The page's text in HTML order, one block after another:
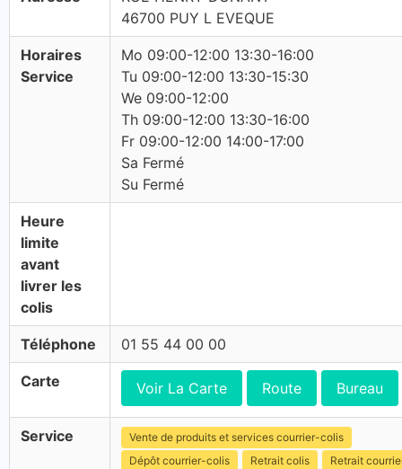
46700 PUY L EVEQUE
Horaires
Service
Mo 09:00-12:00 13:30-16:00
Tu 09:00-12:00 13:30-15:30
We 09:00-12:00
Th 09:00-12:00 13:30-16:00
Fr 09:00-12:00 14:00-17:00
Sa Fermé
Su Fermé
Heure
limite
avant
livrer les
colis
Téléphone 01 55 44 00 00
Carte Voir La Carte Route Bureau
Service
Vente de produits et services courrier-colis
Dépôt courrier-colis
Retrait colis
Retrait